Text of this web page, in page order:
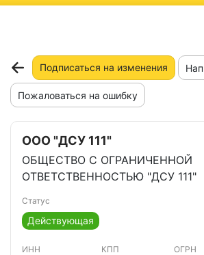
Подписаться на изменения
Пожаловаться на ошибку
ООО "ДСУ 111"
ОБЩЕСТВО С ОГРАНИЧЕННОЙ
ОТВЕТСТВЕННОСТЬЮ "ДСУ 111"
Статус
Действующая
ИНН КПП ОГРН